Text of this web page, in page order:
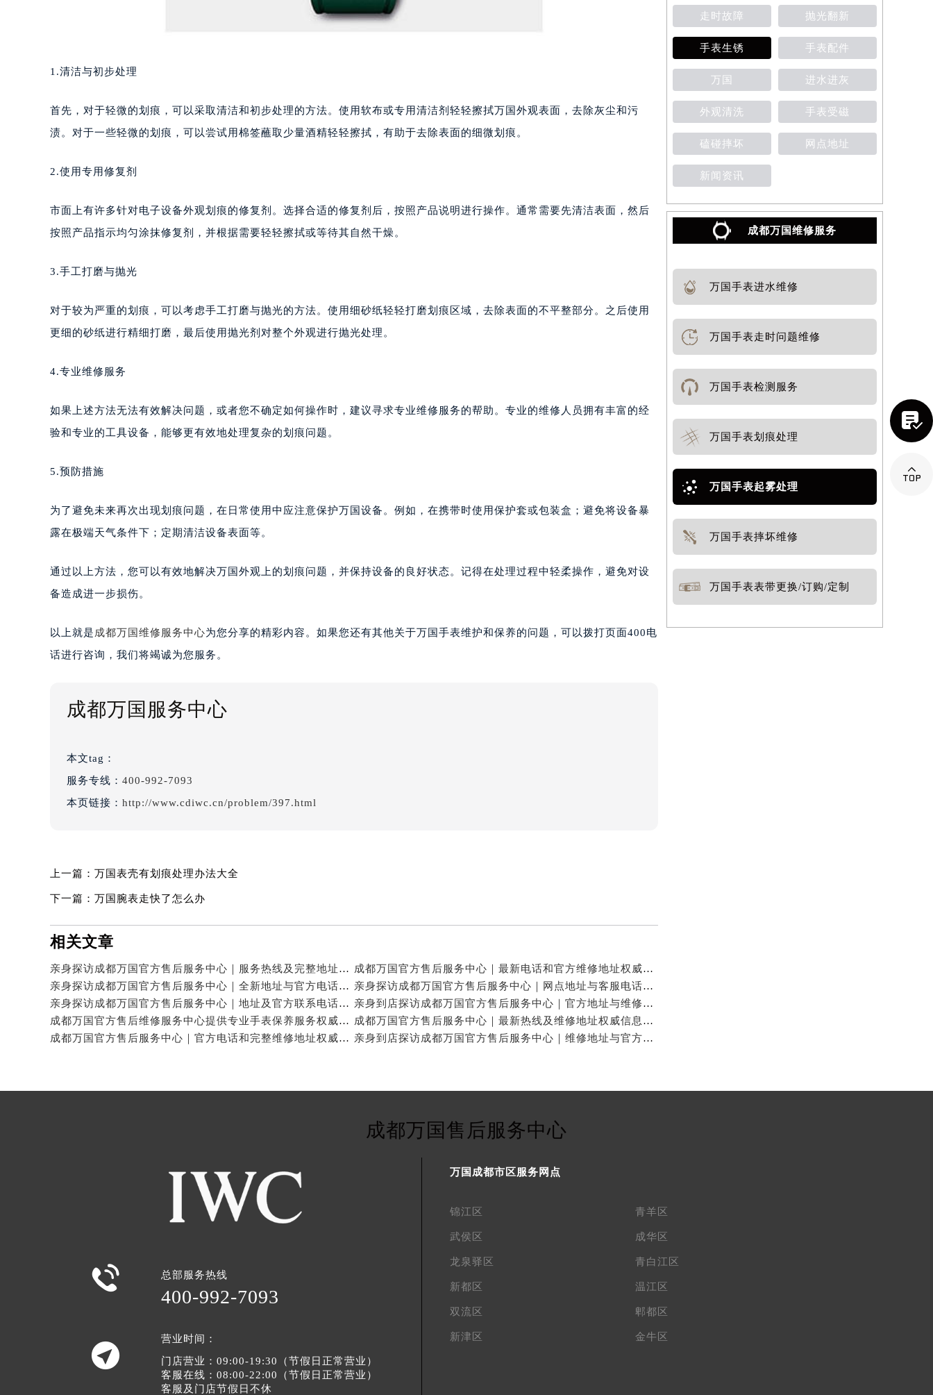
1.清洁与初步处理
首先，对于轻微的划痕，可以采取清洁和初步处理的方法。使用软布或专用清洁剂轻轻擦拭万国外观表面，去除灰尘和污
渍。对于一些轻微的划痕，可以尝试用棉签蘸取少量酒精轻轻擦拭，有助于去除表面的细微划痕。
2.使用专用修复剂
市面上有许多针对电子设备外观划痕的修复剂。选择合适的修复剂后，按照产品说明进行操作。通常需要先清洁表面，然后
按照产品指示均匀涂抹修复剂，并根据需要轻轻擦拭或等待其自然干燥。
3.手工打磨与抛光
对于较为严重的划痕，可以考虑手工打磨与抛光的方法。使用细砂纸轻轻打磨划痕区域，去除表面的不平整部分。之后使用
更细的砂纸进行精细打磨，最后使用抛光剂对整个外观进行抛光处理。
4.专业维修服务
如果上述方法无法有效解决问题，或者您不确定如何操作时，建议寻求专业维修服务的帮助。专业的维修人员拥有丰富的经
验和专业的工具设备，能够更有效地处理复杂的划痕问题。
5.预防措施
为了避免未来再次出现划痕问题，在日常使用中应注意保护万国设备。例如，在携带时使用保护套或包装盒；避免将设备暴
露在极端天气条件下；定期清洁设备表面等。
通过以上方法，您可以有效地解决万国外观上的划痕问题，并保持设备的良好状态。记得在处理过程中轻柔操作，避免对设
备造成进一步损伤。
以上就是 成都万国维修服务中心为您分享的精彩内容。如果您还有其他关于万国手表维护和保养的问题，可以拨打页面400电
话进行咨询，我们将竭诚为您服务。
成都万国服务中心
本文tag：
服务专线： 400-992-7093
本页链接： http://www.cdiwc.cn/problem/397.html
上一篇： 万国表壳有划痕处理办法大全
下一篇： 万国腕表走快了怎么办
相关文章
亲身探访成都万国官方售后服务中心｜服务热线及完整地址（2026年7月最新）
成都万国官方售后服务中心｜最新电话和官方维修地址权威信息公示（2026年7月最新）
亲身探访成都万国官方售后服务中心｜全新地址与官方电话（2026年7月最新）
亲身探访成都万国官方售后服务中心｜网点地址与客服电话（2026年7月最新）
亲身探访成都万国官方售后服务中心｜地址及官方联系电话（2026年7月最新）
亲身到店探访成都万国官方售后服务中心｜官方地址与维修热线（2026年7月最新）
成都万国官方售后维修服务中心提供专业手表保养服务权威公示（2026年7月最新）
成都万国官方售后服务中心｜最新热线及维修地址权威信息公示（2026年7月最新）
成都万国官方售后服务中心｜官方电话和完整维修地址权威信息公示（2026年7月最新）
亲身到店探访成都万国官方售后服务中心｜维修地址与官方客服热线（2026年7月最新）
走时故障 抛光翻新
手表生锈 手表配件
万国 进水进灰
外观清洗 手表受磁
磕碰摔坏 网点地址
新闻资讯
成都万国维修服务
万国手表进水维修
万国手表走时问题维修
万国手表检测服务
万国手表划痕处理
万国手表起雾处理
万国手表摔坏维修
万国手表表带更换/订购/定制
成都万国售后服务中心
 总部服务热线
400-992-7093

营业时间：
门店营业：09:00-19:30（节假日正常营业）
客服在线：08:00-22:00（节假日正常营业）
客服及门店节假日不休
万国成都市区服务网点
锦江区 青羊区
武侯区 成华区
龙泉驿区 青白江区
新都区 温江区
双流区 郫都区
新津区 金牛区

